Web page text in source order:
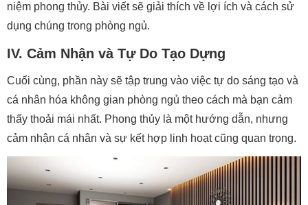
niệm phong thủy. Bài viết sẽ giải thích về lợi ích và cách sử
dụng chúng trong phòng ngủ.
IV. Cảm Nhận và Tự Do Tạo Dựng
Cuối cùng, phần này sẽ tập trung vào việc tự do sáng tạo và
cá nhân hóa không gian phòng ngủ theo cách mà bạn cảm
thấy thoải mái nhất. Phong thủy là một hướng dẫn, nhưng
cảm nhận cá nhân và sự kết hợp linh hoạt cũng quan trọng.